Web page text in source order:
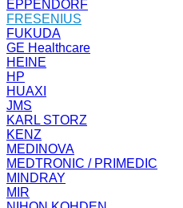
EPPENDORF
FRESENIUS
FUKUDA
GE Healthcare
HEINE
HP
HUAXI
JMS
KARL STORZ
KENZ
MEDINOVA
MEDTRONIC / PRIMEDIC
MINDRAY
MIR